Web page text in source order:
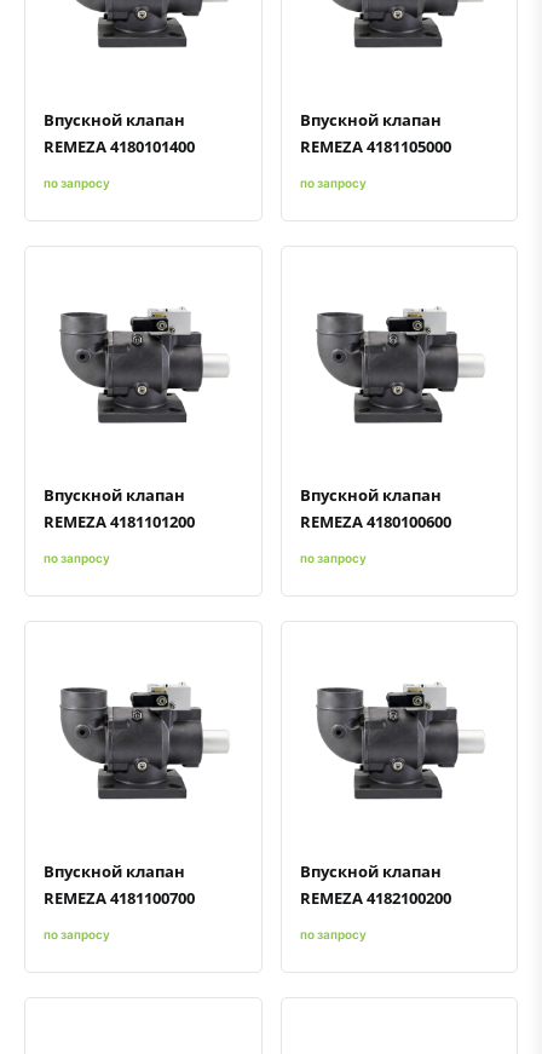
Быстрый просмотрДобавить к сравнению
Добавить в избранное
Впускной клапан
REMEZA 4180101400
по запросу
Быстрый просмотрДобавить к сравнению
Добавить в избранное
Впускной клапан
REMEZA 4181105000
по запросу
Быстрый просмотрДобавить к сравнению
Добавить в избранное
Впускной клапан
REMEZA 4181101200
по запросу
Быстрый просмотрДобавить к сравнению
Добавить в избранное
Впускной клапан
REMEZA 4180100600
по запросу
Быстрый просмотрДобавить к сравнению
Добавить в избранное
Впускной клапан
REMEZA 4181100700
по запросу
Быстрый просмотрДобавить к сравнению
Добавить в избранное
Впускной клапан
REMEZA 4182100200
по запросу